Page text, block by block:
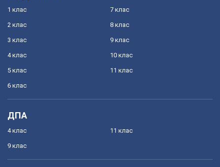
1 клас
2 клас
3 клас
4 клас
5 клас
6 клас
7 клас
8 клас
9 клас
10 клас
11 клас
ДПА
4 клас
9 клас
11 клас